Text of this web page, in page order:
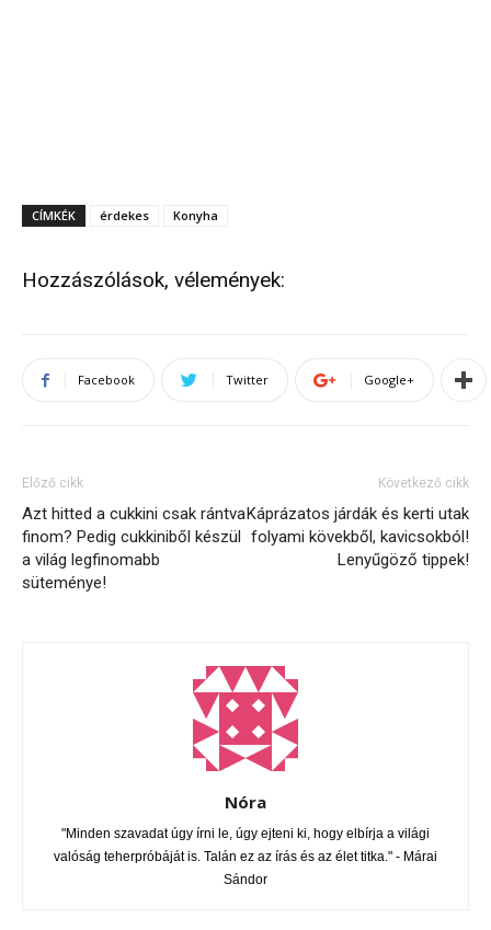
CÍMKÉK érdekes Konyha
Hozzászólások, vélemények:
Facebook Twitter Google+
Előző cikk
Azt hitted a cukkini csak rántva
finom? Pedig cukkiniből készül
a világ legfinomabb
süteménye!
Következő cikk
Káprázatos járdák és kerti utak
folyami kövekből, kavicsokból!
Lenyűgöző tippek!
Nóra
"Minden szavadat úgy írni le, úgy ejteni ki, hogy elbírja a világi
valóság teherpróbáját is. Talán ez az írás és az élet titka." - Márai
Sándor